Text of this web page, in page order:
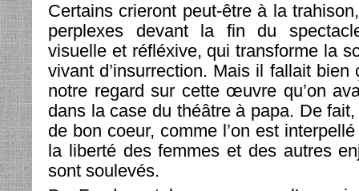
Certains crieront peut-être à la
perplexes devant la fin du
visuelle et réfléxive, qui transforme la
vivant d’insurrection. Mais il fallait bien
notre regard sur cette œuvre qu’on
dans la case du théâtre à papa. De
de bon coeur, comme l’on est
la liberté des femmes et des autres
sont soulevés.